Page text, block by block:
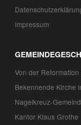
Impressum
Von der
Bekennende Kirche
Nagelkreuz-
Kantor Klaus Grothe